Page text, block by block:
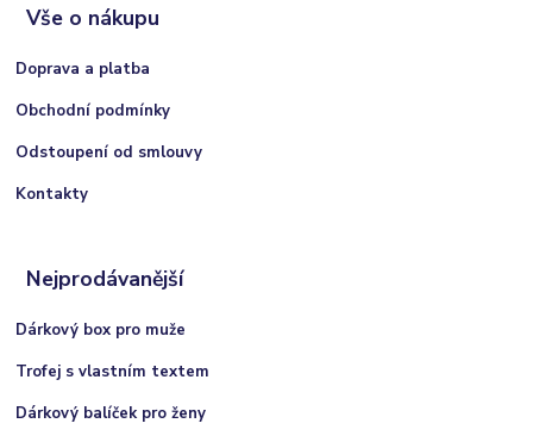
Vše o nákupu
Doprava a platba
Obchodní podmínky
Odstoupení od smlouvy
Kontakty
Nejprodávanější
Dárkový box pro muže
Trofej s vlastním textem
Dárkový balíček pro ženy